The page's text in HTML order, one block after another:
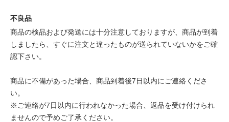
不良品
商品の検品および発送には十分注意しておりますが、商品が到着
しましたら、すぐに注文と違ったものが送られていないかをご確
認下さい。
商品に不備があった場合、商品到着後7日以内にご連絡くださ
い。
※ご連絡が7日以内に行われなかった場合、返品を受け付けられ
ませんので予めご了承ください。